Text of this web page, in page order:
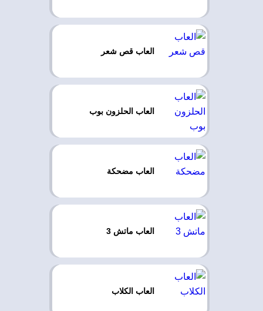
العاب قص شعر
العاب الحلزون بوب
العاب مضحكة
العاب ماتش 3
العاب الكلاب